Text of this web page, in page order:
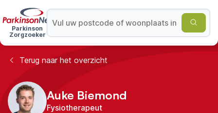
Parkinson
Zorgzoeker
Terug naar het overzicht
Auke Biemond
Fysiotherapeut